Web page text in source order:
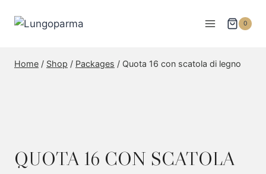
0
Home / Shop / Packages / Quota 16 con scatola di legno
QUOTA 16 CON SCATOLA